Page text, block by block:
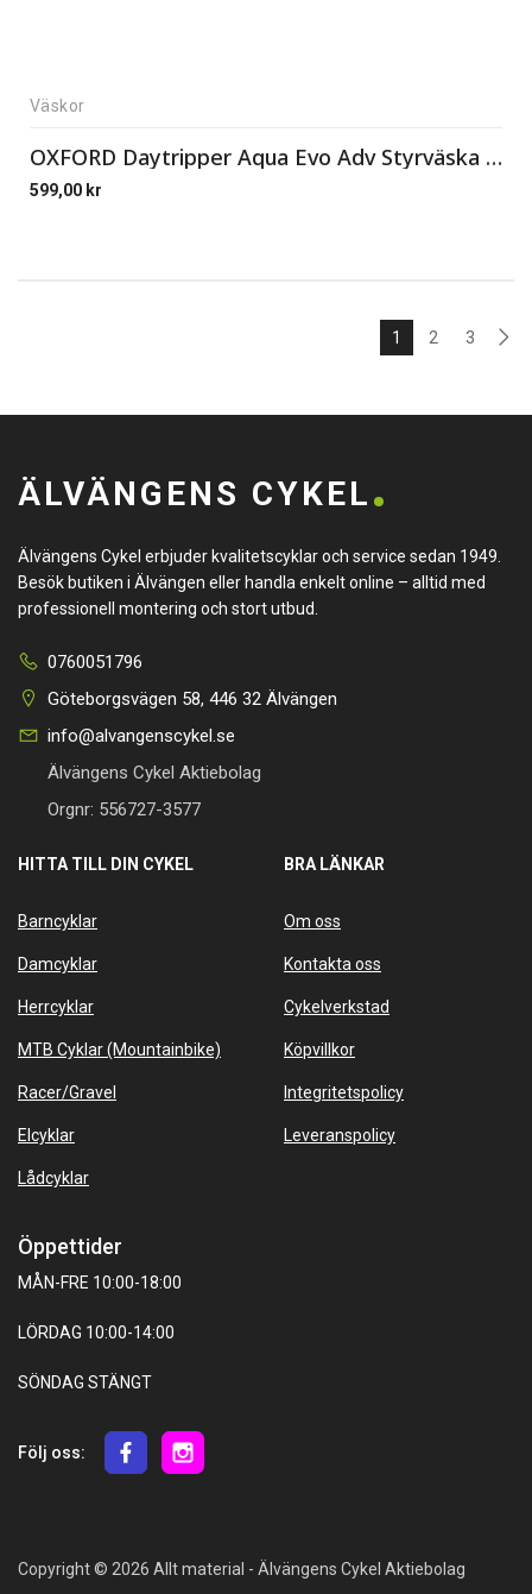
Väskor
OXFORD Daytripper Aqua Evo Adv Styrväska 3,5L
599,00 kr
1 2 3
ÄLVÄNGENS CYKEL
Älvängens Cykel erbjuder kvalitetscyklar och service sedan 1949.
Besök butiken i Älvängen eller handla enkelt online – alltid med
professionell montering och stort utbud.
0760051796
Göteborgsvägen 58, 446 32 Älvängen
info@alvangenscykel.se
Älvängens Cykel Aktiebolag
Orgnr: 556727-3577
HITTA TILL DIN CYKEL
Barncyklar
Damcyklar
Herrcyklar
MTB Cyklar (Mountainbike)
Racer/Gravel
Elcyklar
Lådcyklar
BRA LÄNKAR
Om oss
Kontakta oss
Cykelverkstad
Köpvillkor
Integritetspolicy
Leveranspolicy
Öppettider
MÅN-FRE 10:00-18:00
LÖRDAG 10:00-14:00
SÖNDAG STÄNGT
Följ oss:
Copyright © 2026 Allt material - Älvängens Cykel Aktiebolag